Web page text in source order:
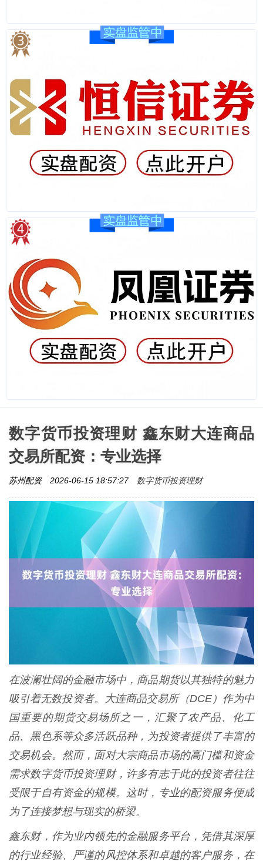
数字货币投资理财 鑫东财大连商品
交易所配资：专业选择
苏州配资 2026-06-15 18:57:27 数字货币投资理财
在波澜壮阔的金融市场中，商品期货以其独特的魅力
吸引着无数投资者。大连商品交易所（DCE）作为中
国重要的期货交易场所之一，汇聚了农产品、化工
品、黑色系等众多活跃品种，为投资者提供了丰富的
交易机会。然而，面对大宗商品市场的高门槛和资金
需求数字货币投资理财，许多有志于此的投资者往往
受限于自有资金的规模。这时，专业的配资服务便成
为了连接梦想与现实的桥梁。
鑫东财，作为业内领先的金融服务平台，凭借其深厚
的行业经验、严谨的风控体系和卓越的客户服务，在